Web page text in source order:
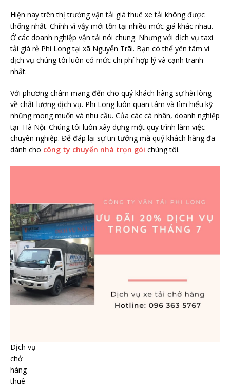
Hiện nay trên thị trường vận tải giá thuê xe tải không được
thống nhất. Chính vì vậy mới tồn tại nhiều mức giá khác nhau.
Ở các doanh nghiệp vận tải nói chung. Nhưng với dịch vụ taxi
tải giá rẻ Phi Long tại xã Nguyễn Trãi. Bạn có thể yên tâm vì
dịch vụ chúng tôi luôn có mức chi phí hợp lý và cạnh tranh
nhất.
Với phương châm mang đến cho quý khách hàng sự hài lòng
về chất lượng dịch vụ. Phi Long luôn quan tâm và tìm hiểu kỹ
những mong muốn và nhu cầu. Của các cá nhân, doanh nghiệp
tại Hà Nội. Chúng tôi luôn xây dựng một quy trình làm việc
chuyên nghiệp. Để đáp lại sự tin tưởng mà quý khách hàng đã
dành cho công ty chuyển nhà trọn gói chúng tôi.
Dịch vụ
chở
hàng
thuê